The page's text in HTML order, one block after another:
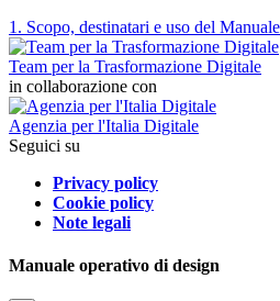
1. Scopo, destinatari e uso del
Team per la Trasformazione Digitale
in collaborazione con
Agenzia per l'Italia Digitale
Seguici su
Privacy policy
Cookie policy
Note legali
Manuale operativo di design